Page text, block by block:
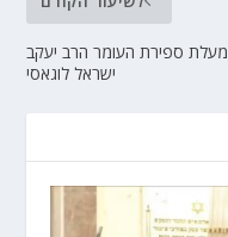
מעלת ספירת העומר הרב יעקב
ישראל לוגאסי